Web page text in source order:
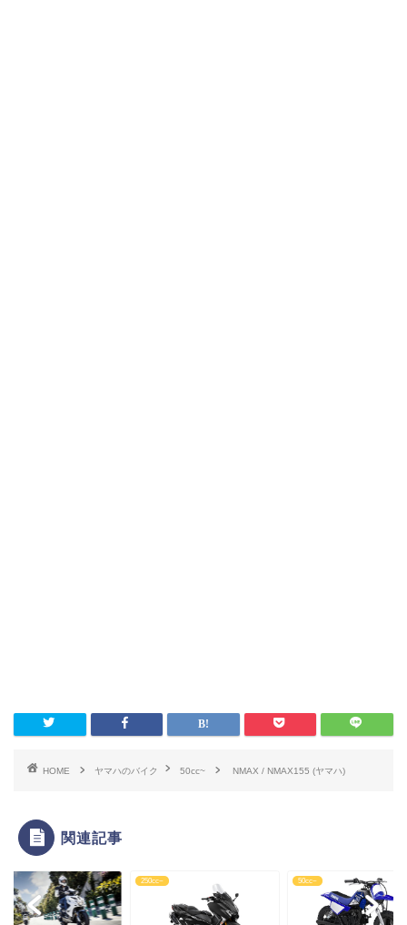
HOME ヤマハのバイク 50cc~ NMAX / NMAX155 (ヤマハ)
関連記事
250cc~ 50cc~